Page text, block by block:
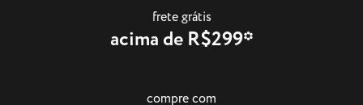
frete grátis
acima de R$299*
compre com